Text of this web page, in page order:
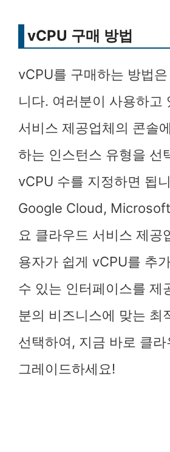
vCPU 구매 방법
vCPU를 구매하는 방법
니다. 여러분이 사용하고
서비스 제공업체의 콘솔
하는 인스턴스 유형을 선
vCPU 수를 지정하면 됩
Google Cloud,
요 클라우드 서비스 제공
용자가 쉽게 vCPU를 추
수 있는 인터페이스를 제
분의 비즈니스에 맞는 최
선택하여, 지금 바로 클
그레이드하세요!